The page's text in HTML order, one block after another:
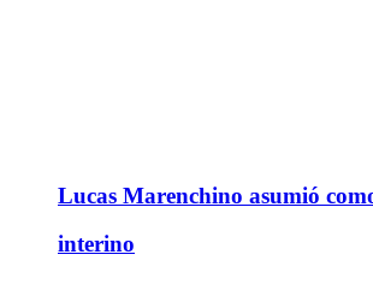
Lucas Marenchino asumió
interino